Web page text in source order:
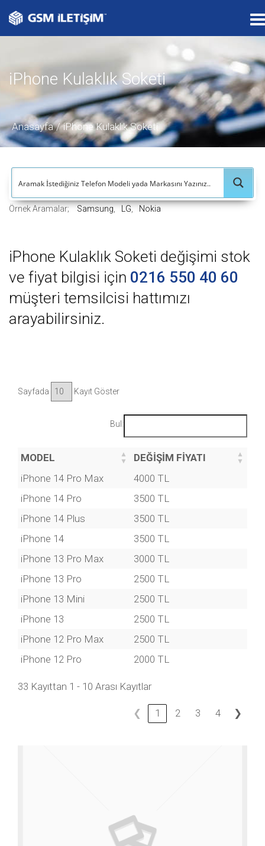
T
o
g
l
e
n
a
iPhone Kulaklık Soketi
Anasayfa iPhone Kulaklık Soketi
Örnek Aramalar; Samsung LG Nokia
iPhone Kulaklık Soketi değişimi stok
ve fiyat bilgisi için 0216 550 40 60
müşteri temsilcisi hattımızı
arayabilirsiniz.
Sayfada Kayıt Göster
Bul:
MODEL
DEĞİŞİM FİYATI
iPhone 14 Pro Max
4000 TL
iPhone 14 Pro
3500 TL
iPhone 14 Plus
3500 TL
iPhone 14
3500 TL
iPhone 13 Pro Max
3000 TL
iPhone 13 Pro
2500 TL
iPhone 13 Mini
2500 TL
iPhone 13
2500 TL
iPhone 12 Pro Max
2500 TL
iPhone 12 Pro
2000 TL
33 Kayıttan 1 - 10 Arası Kayıtlar
❮ 1 2 3 4 ❯